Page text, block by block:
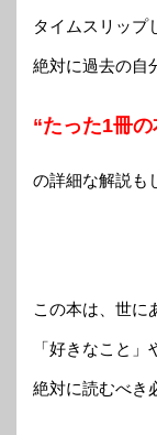
タイムスリップ
絶対に過去の自
“たった1冊の
の詳細な解説も
この本は、世に
「好きなこと
絶対に読むべき